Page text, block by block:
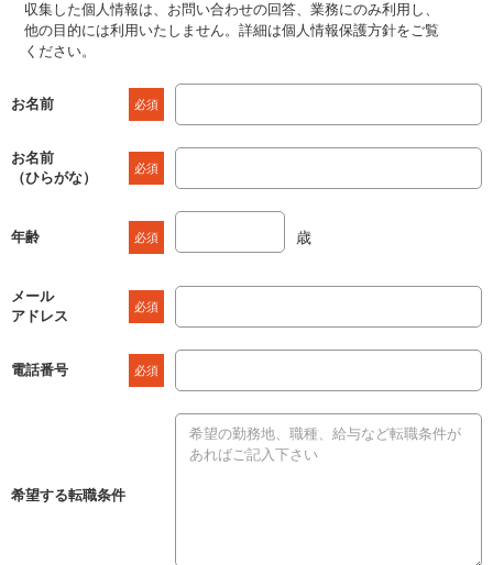
収集した個人情報は、お問い合わせの回答、業務にのみ利用し、
他の目的には利用いたしません。詳細は個人情報保護方針をご覧
ください。
お名前 必須
お名前
（ひらがな）
必須
年齢 必須 歳
メール
アドレス
必須
電話番号 必須
希望する転職条件